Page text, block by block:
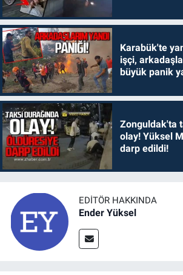
Karabük'te
işçi,
büyük panik
Zonguldak'ta
olay! Yüksel
darp edildi!
EDITÖR HAKKINDA
Ender Yüksel